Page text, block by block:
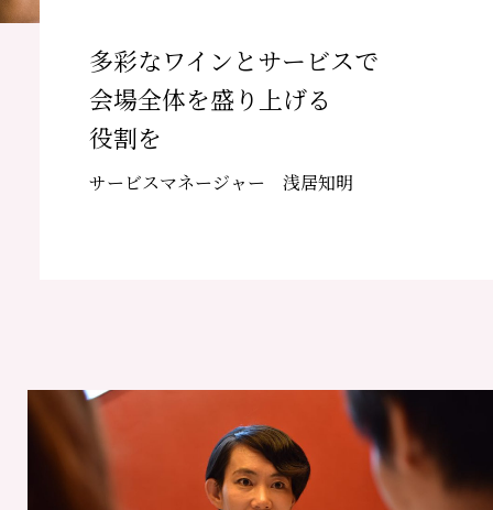
多彩なワインとサービスで
会場全体を盛り上げる
役割を
サービスマネージャー 浅居知明